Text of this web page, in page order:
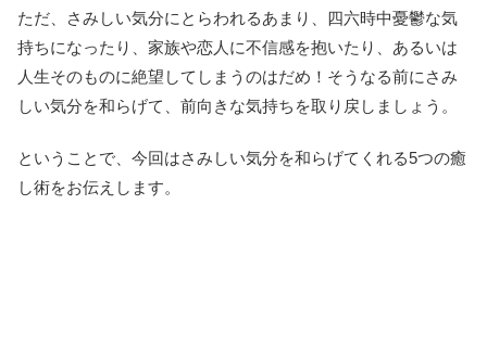
ただ、さみしい気分にとらわれるあまり、四六時中憂鬱な気
持ちになったり、家族や恋人に不信感を抱いたり、あるいは
人生そのものに絶望してしまうのはだめ！そうなる前にさみ
しい気分を和らげて、前向きな気持ちを取り戻しましょう。
ということで、今回はさみしい気分を和らげてくれる5つの癒
し術をお伝えします。